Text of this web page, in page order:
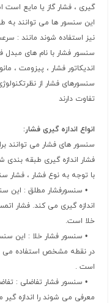
گیری ، فشار گاز یا مایع
این سنسور ها می توانند به
نیز استفاده شوند مانند :
سنسور فشار با نام های مبدل
اندیکاتور فشار ، پیزومت ،
سنسورهای فشار از
تفاوت دارند
انواع اندازه گیری فشار:
سنسور های فشار می توانند
فشار اندازه گیری طبقه بندی
با توجه به نوع فشار ، فشار سنج ها به 5 نوع
• سنسورفشار مطلق : این
خلا است.
• سنسور فشار خلا : این
در نقطه مشخص استفاده
است .
• سنسور فشار تفاضلی :
معرفی می شوند را اندازه گیر